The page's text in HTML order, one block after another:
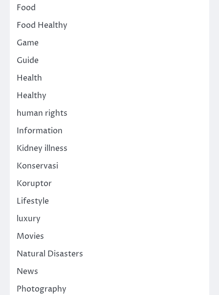
Food
Food Healthy
Game
Guide
Health
Healthy
human rights
Information
Kidney illness
Konservasi
Koruptor
Lifestyle
luxury
Movies
Natural Disasters
News
Photography